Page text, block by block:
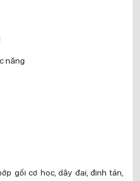
năng
gối cơ học, dây đai, đinh tán,